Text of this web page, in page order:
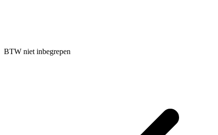
BTW niet inbegrepen